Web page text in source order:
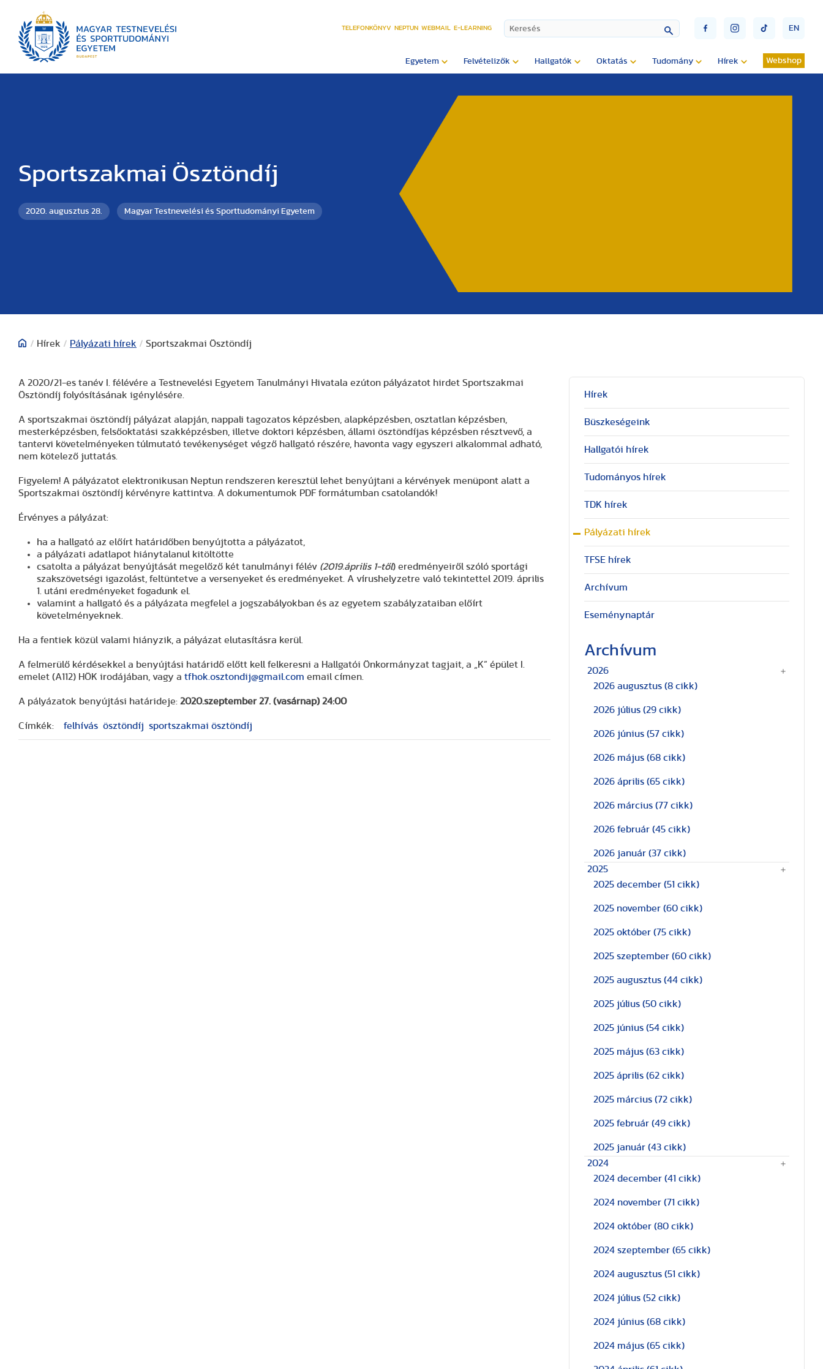
TELEFONKÖNYV NEPTUN WEBMAIL E-LEARNING EN
Egyetem Felvételizők Hallgatók Oktatás Tudomány Hírek Webshop
Sportszakmai Ösztöndíj
2020. augusztus 28. Magyar Testnevelési és Sporttudományi Egyetem
/ Hírek / Pályázati hírek / Sportszakmai Ösztöndíj
A 2020/21-es tanév I. félévére a Testnevelési Egyetem Tanulmányi Hivatala ezúton pályázatot hirdet Sportszakmai
Ösztöndíj folyósításának igénylésére.
A sportszakmai ösztöndíj pályázat alapján, nappali tagozatos képzésben, alapképzésben, osztatlan képzésben,
mesterképzésben, felsőoktatási szakképzésben, illetve doktori képzésben, állami ösztöndíjas képzésben résztvevő, a
tantervi követelményeken túlmutató tevékenységet végző hallgató részére, havonta vagy egyszeri alkalommal adható,
nem kötelező juttatás.
Figyelem! A pályázatot elektronikusan Neptun rendszeren keresztül lehet benyújtani a kérvények menüpont alatt a
Sportszakmai ösztöndíj kérvényre kattintva. A dokumentumok PDF formátumban csatolandók!
Érvényes a pályázat:
ha a hallgató az előírt határidőben benyújtotta a pályázatot,
a pályázati adatlapot hiánytalanul kitöltötte
csatolta a pályázat benyújtását megelőző két tanulmányi félév (2019.április 1-től) eredményeiről szóló sportági
szakszövetségi igazolást, feltüntetve a versenyeket és eredményeket. A vírushelyzetre való tekintettel 2019. április
1. utáni eredményeket fogadunk el.
valamint a hallgató és a pályázata megfelel a jogszabályokban és az egyetem szabályzataiban előírt
követelményeknek.
Ha a fentiek közül valami hiányzik, a pályázat elutasításra kerül.
A felmerülő kérdésekkel a benyújtási határidő előtt kell felkeresni a Hallgatói Önkormányzat tagjait, a „K” épület I.
emelet (A112) HÖK irodájában, vagy a tfhok.osztondij@gmail.com email címen.
A pályázatok benyújtási határideje: 2020.szeptember 27. (vasárnap) 24:00
Címkék: felhívás ösztöndíj sportszakmai ösztöndíj
Hírek
Büszkeségeink
Hallgatói hírek
Tudományos hírek
TDK hírek
Pályázati hírek
TFSE hírek
Archívum
Eseménynaptár
Archívum
2026
2026 augusztus (8 cikk)
2026 július (29 cikk)
2026 június (57 cikk)
2026 május (68 cikk)
2026 április (65 cikk)
2026 március (77 cikk)
2026 február (45 cikk)
2026 január (37 cikk)
2025
2025 december (51 cikk)
2025 november (60 cikk)
2025 október (75 cikk)
2025 szeptember (60 cikk)
2025 augusztus (44 cikk)
2025 július (50 cikk)
2025 június (54 cikk)
2025 május (63 cikk)
2025 április (62 cikk)
2025 március (72 cikk)
2025 február (49 cikk)
2025 január (43 cikk)
2024
2024 december (41 cikk)
2024 november (71 cikk)
2024 október (80 cikk)
2024 szeptember (65 cikk)
2024 augusztus (51 cikk)
2024 július (52 cikk)
2024 június (68 cikk)
2024 május (65 cikk)